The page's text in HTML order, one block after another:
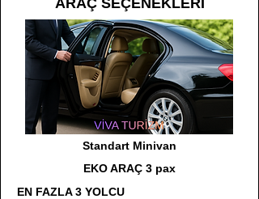
ARAÇ SEÇENEKLERİ
Standart Minivan
EKO ARAÇ 3 pax
EN FAZLA 3 YOLCU